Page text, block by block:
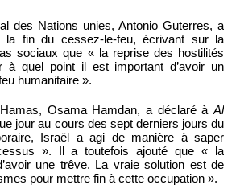
des Nations unies, Antonio Guterres, a
la fin du cessez-le-feu, écrivant sur la
sociaux que « la reprise des hostilités
à quel point il est important d’avoir un
humanitaire ».
Osama Hamdan, a déclaré à Al
jour au cours des sept derniers jours du
Israël a agi de manière à saper
». Il a toutefois ajouté que « la
une trêve. La vraie solution est de
pour mettre fin à cette occupation ».